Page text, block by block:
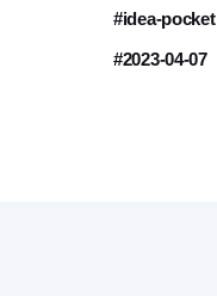
#idea-pocket
#2023-04-07